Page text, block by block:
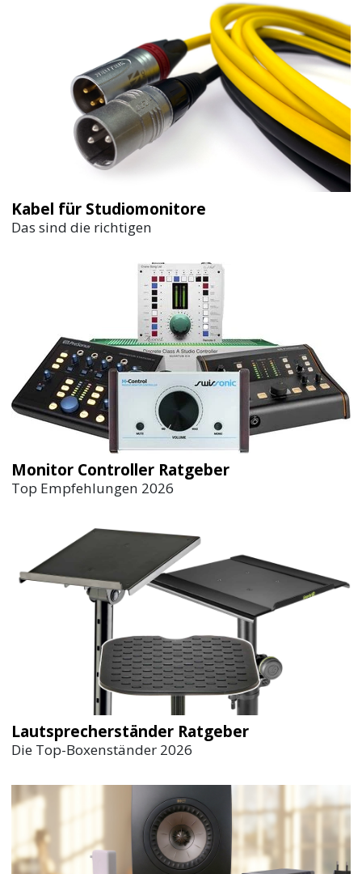
Kabel für Studiomonitore
Das sind die richtigen
Monitor Controller Ratgeber
Top Empfehlungen 2026
Lautsprecherständer Ratgeber
Die Top-Boxenständer 2026